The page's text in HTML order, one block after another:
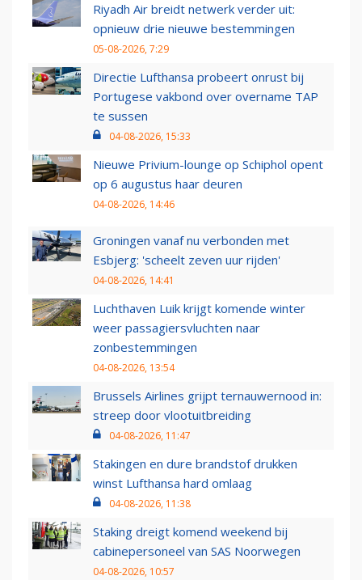
Riyadh Air breidt netwerk verder uit:
opnieuw drie nieuwe bestemmingen
05-08-2026, 7:29
Directie Lufthansa probeert onrust bij
Portugese vakbond over overname TAP
te sussen
04-08-2026, 15:33
Nieuwe Privium-lounge op Schiphol opent
op 6 augustus haar deuren
04-08-2026, 14:46
Groningen vanaf nu verbonden met
Esbjerg: 'scheelt zeven uur rijden'
04-08-2026, 14:41
Luchthaven Luik krijgt komende winter
weer passagiersvluchten naar
zonbestemmingen
04-08-2026, 13:54
Brussels Airlines grijpt ternauwernood in:
streep door vlootuitbreiding
04-08-2026, 11:47
Stakingen en dure brandstof drukken
winst Lufthansa hard omlaag
04-08-2026, 11:38
Staking dreigt komend weekend bij
cabinepersoneel van SAS Noorwegen
04-08-2026, 10:57